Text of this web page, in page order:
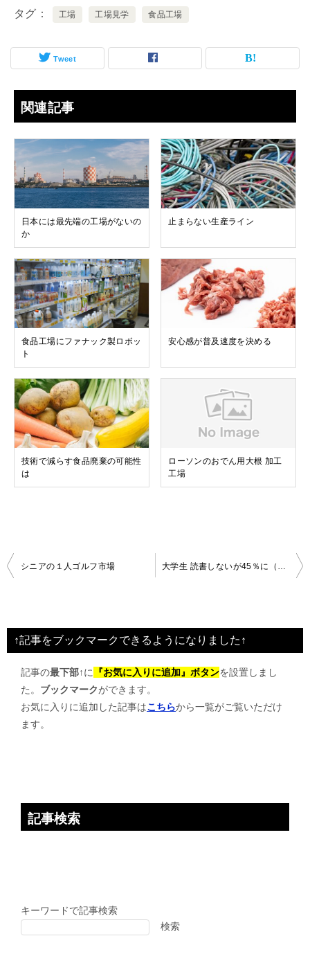
タグ 工場 工場見学 食品工場
Tweet
関連記事
日本には最先端の工場がないの
か
止まらない生産ライン
食品工場にファナック製ロボッ
ト
安心感が普及速度を決める
技術で減らす食品廃棄の可能性
は
ローソンのおでん用大根 加工
工場
投
ビ
ゲ
シニアの１人ゴルフ市場
↑記事をブックマークできるようになりました↑
記事の最下部↑に 『お気に入りに追加』ボタンを設置しまし
た。 ブックマークができます。
お気に入りに追加した記事はこちらから一覧がご覧いただけ
ます。
記事検索
キーワードで記事検索
検索